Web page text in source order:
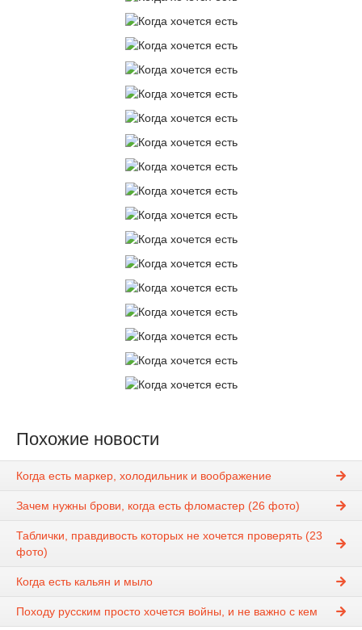
Похожие новости
Когда есть маркер, холодильник и воображение
Зачем нужны брови, когда есть фломастер (26 фото)
Таблички, правдивость которых не хочется проверять (23
фото)
Когда есть кальян и мыло
Походу русским просто хочется войны, и не важно с кем